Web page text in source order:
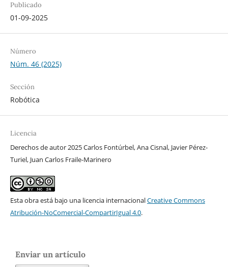
Publicado
01-09-2025
Número
Núm. 46 (2025)
Sección
Robótica
Licencia
Derechos de autor 2025 Carlos Fontúrbel, Ana Cisnal, Javier Pérez-
Turiel, Juan Carlos Fraile-Marinero
Esta obra está bajo una licencia internacionalCreative Commons
Atribución-NoComercial-CompartirIgual 4.0.
Enviar un artículo